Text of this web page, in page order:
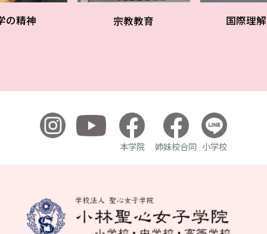
の精神 宗教教育 国際理
本学院 姉妹校合同 小学校